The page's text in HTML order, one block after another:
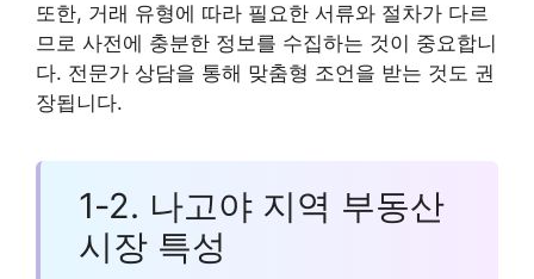
또한, 거래 유형에 따라 필요한 서류와 절차가 다르
므로 사전에 충분한 정보를 수집하는 것이 중요합니
다. 전문가 상담을 통해 맞춤형 조언을 받는 것도 권
장됩니다.
1-2. 나고야 지역 부동산
시장 특성